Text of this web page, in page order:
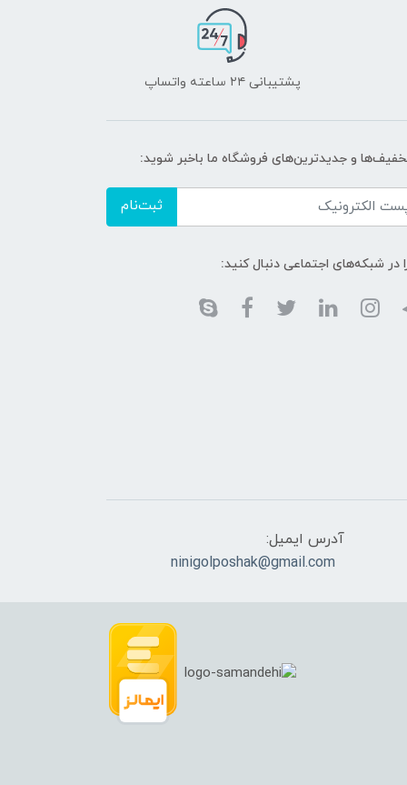
پشتیبانی ۲۴ ساعته واتساپ
و جدیدترین‌های فروشگاه ما باخبر شوید:
ثبت‌نام
در شبکه‌های اجتماعی دنبال کنید:
آدرس ایمیل:
ninigolposhak@gmail.com